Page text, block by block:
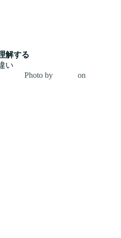
解する
い
Photo by
on